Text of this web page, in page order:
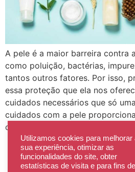
A pele é a maior barreira contra
como poluição, bactérias,
tantos outros fatores. Por isso,
essa proteção que ela nos
cuidados necessários que só
cuidados com a pele
cuidados torna a pele menos […]
Recomendações de Atendimento
Utilizamos cookies para melhorar
sua experiência, otimizar as
funcionalidades do site, obter
estatísticas de visita e para fins de